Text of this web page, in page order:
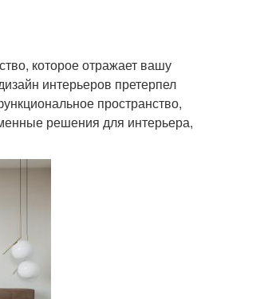
которое отражает вашу
интерьеров претерпел
пространство,
решения для интерьера,